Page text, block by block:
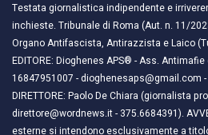
Testata giornalistica indipendente e
inchieste. Tribunale di Roma (Aut. n. 11/
Organo Antifascista, Antirazzista e Laico
EDITORE: Dioghenes APS® - Ass.
16847951007 - dioghenesaps@gmail.com
DIRETTORE: Paolo De Chiara (giornalista
direttore@wordnews.it - ​​375.6684391).
esterne si intendono esclusivamente a